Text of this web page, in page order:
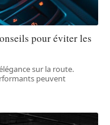
pour éviter les
sur la route.
peuvent